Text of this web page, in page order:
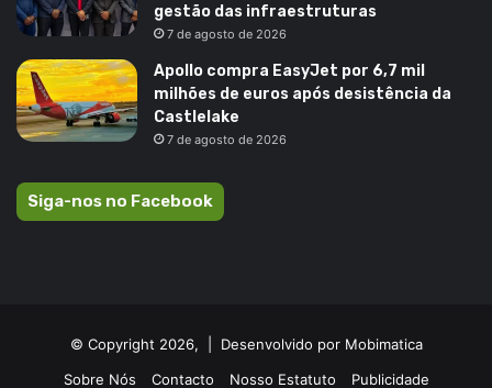
gestão das infraestruturas
7 de agosto de 2026
Apollo compra EasyJet por 6,7 mil
milhões de euros após desistência da
Castlelake
7 de agosto de 2026
Siga-nos no Facebook
© Copyright 2026, | Desenvolvido por Mobimatica
Sobre Nós
Contacto Nosso Estatuto Publicidade